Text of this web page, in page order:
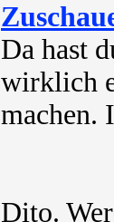
Da hast
wirklich
machen.
Dito.